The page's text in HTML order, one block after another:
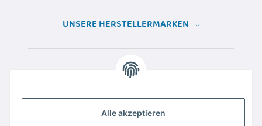
Alle akzeptieren
UNSERE HERSTELLERMARKEN